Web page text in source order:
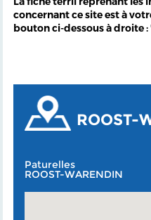
concernant ce site est à
bouton ci-dessous à droite :
ROOST-
Paturelles
ROOST-WARENDIN